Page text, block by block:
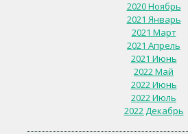
2020 Ноябрь
2021 Январь
2021 Март
2021 Апрель
2021 Июнь
2022 Май
2022 Июнь
2022 Июль
2022 Декабрь